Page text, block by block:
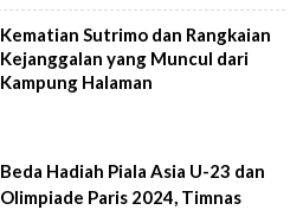
Kematian Sutrimo dan Rangkaian
Kejanggalan yang Muncul dari
Kampung Halaman
Beda Hadiah Piala Asia U-23 dan
Olimpiade Paris 2024, Timnas